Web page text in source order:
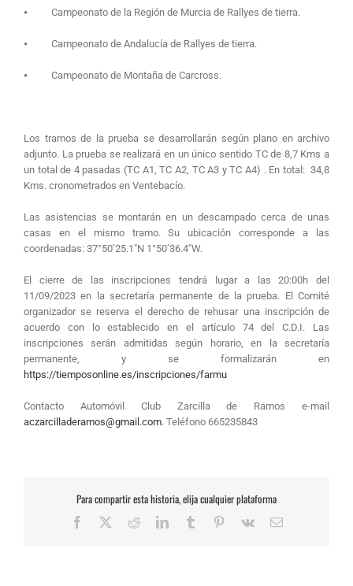
⦁ Campeonato de la Región de Murcia de Rallyes de tierra.
⦁ Campeonato de Andalucía de Rallyes de tierra.
⦁ Campeonato de Montaña de Carcross.
Los tramos de la prueba se desarrollarán según plano en archivo
adjunto. La prueba se realizará en un único sentido TC de 8,7 Kms a
un total de 4 pasadas (TC A1, TC A2, TC A3 y TC A4) . En total: 34,8
Kms. cronometrados en Ventebacío.
Las asistencias se montarán en un descampado cerca de unas
casas en el mismo tramo. Su ubicación corresponde a las
coordenadas: 37°50’25.1″N 1°50’36.4″W.
El cierre de las inscripciones tendrá lugar a las 20:00h del
11/09/2023 en la secretaría permanente de la prueba. El Comité
organizador se reserva el derecho de rehusar una inscripción de
acuerdo con lo establecido en el artículo 74 del C.D.I. Las
inscripciones serán admitidas según horario, en la secretaría
permanente, y se formalizarán en
https://tiemposonline.es/inscripciones/farmu
Contacto Automóvil Club Zarcilla de Ramos e-mail
aczarcilladeramos@gmail.com. Teléfono 665235843
Para compartir esta historia, elija cualquier plataforma
Facebook RedditLinkedInTumblr Pinterest
Vk
Correo